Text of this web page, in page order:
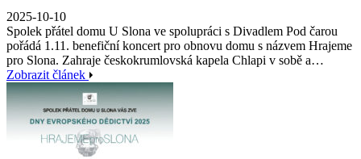
2025-10-10
Spolek přátel domu U Slona ve spolupráci s Divadlem Pod čarou
pořádá 1.11. benefiční koncert pro obnovu domu s názvem Hrajeme
pro Slona. Zahraje českokrumlovská kapela Chlapi v sobě a…
Zobrazit článek